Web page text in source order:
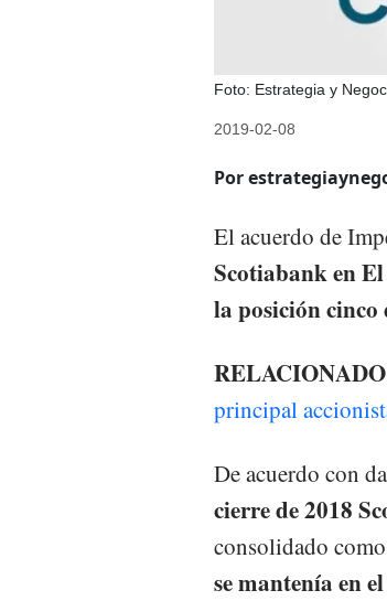
Foto: Estrategia y
2019-02-08
Por
El acuerdo de
Scotiabank en
la posición
principal
De acuerdo con
cierre de 2018
consolidado
se mantenía en